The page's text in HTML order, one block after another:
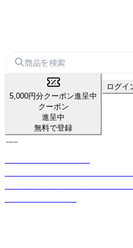
5,000円分クーポン進呈中
クーポン
進呈中
無料で登録
ログイ